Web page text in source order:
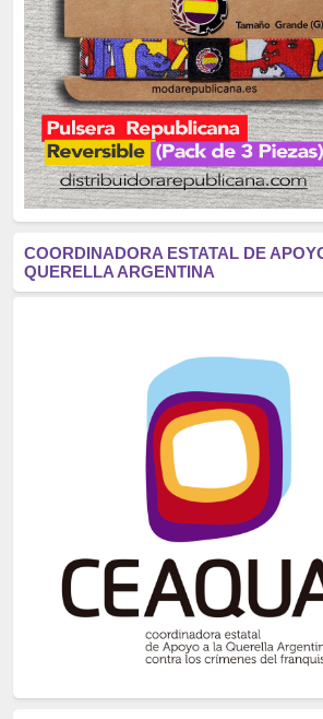
borbones
(2176)
Cultura
(2163)
Guerra
(1674)
genocidio
(1234)
mujer
(1070)
Eventos
(914)
Crímenes del franquismo
(721)
(699)
(607)
neofranquismo
(567)
Justicia Universal
Derechos Humanos
(522)
Nacionalcatolicismo
(514)
COORDINADORA ESTATAL DE
QUERELLA ARGENTINA